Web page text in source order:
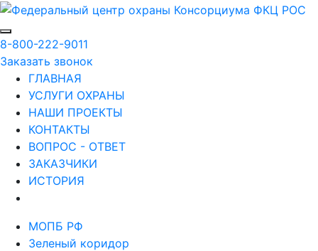
8-800-222-9011
Заказать звонок
ГЛАВНАЯ
УСЛУГИ ОХРАНЫ
НАШИ ПРОЕКТЫ
КОНТАКТЫ
ВОПРОС - ОТВЕТ
ЗАКАЗЧИКИ
ИСТОРИЯ
МОПБ РФ
Зеленый коридор